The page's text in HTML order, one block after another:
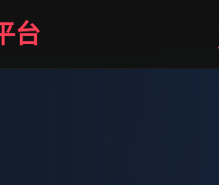
台